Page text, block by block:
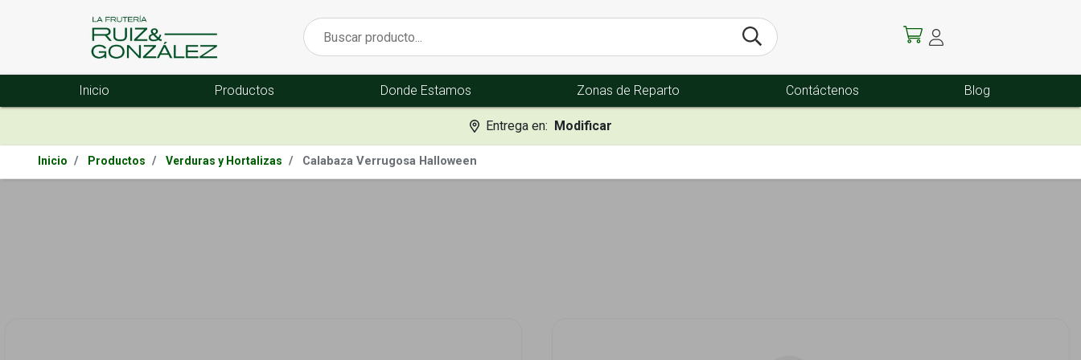
Inicio Productos Donde Estamos Zonas de Reparto Contáctenos Blog
Entrega en: Modificar
Inicio Productos Verduras y Hortalizas Calabaza Verrugosa Halloween